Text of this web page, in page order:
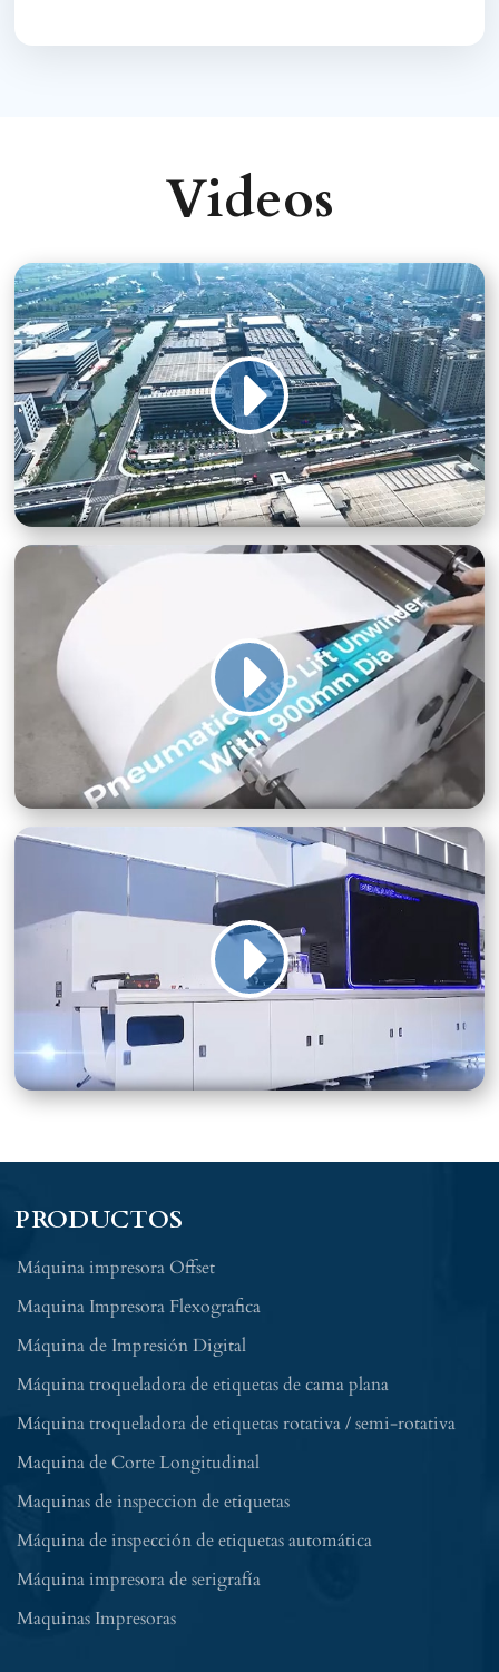
Videos
PRODUCTOS
Máquina impresora Offset
Maquina Impresora Flexografica
Máquina de Impresión Digital
Máquina troqueladora de etiquetas de cama plana
Máquina troqueladora de etiquetas rotativa / semi-rotativa
Maquina de Corte Longitudinal
Maquinas de inspeccion de etiquetas
Máquina de inspección de etiquetas automática
Máquina impresora de serigrafía
Maquinas Impresoras